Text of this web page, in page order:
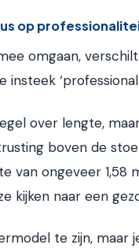
op
omgaan,
insteek
over lengte,
boven de
van ongeveer
kijken naar een
te zijn, maar